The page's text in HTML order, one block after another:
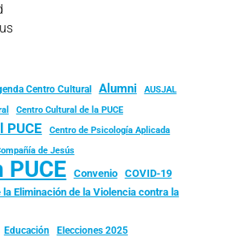
Centro Cultural Alumni
AUSJAL
Centro Cultural de la PUCE
PUCE Centro de Psicología Aplicada
de Jesús
PUCE Convenio
COVID-19
Eliminación de la Violencia contra la
Educación Elecciones 2025